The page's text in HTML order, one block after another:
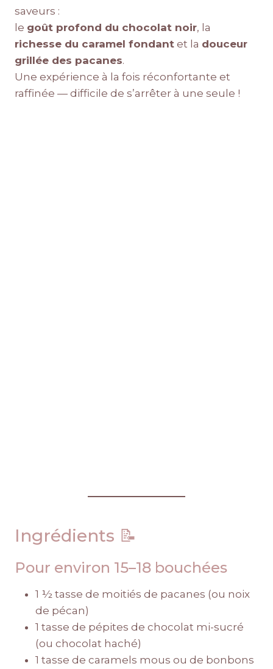
saveurs :
le goût profond du chocolat noir, la
richesse du caramel fondant et la douceur
grillée des pacanes.
Une expérience à la fois réconfortante et
raffinée — difficile de s’arrêter à une seule !
Ingrédients 📝
Pour environ 15–18 bouchées
1 ½ tasse de moitiés de pacanes (ou noix
de pécan)
1 tasse de pépites de chocolat mi-sucré
(ou chocolat haché)
1 tasse de caramels mous ou de bonbons